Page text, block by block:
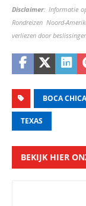
Disclaimer: Informatie
Rondreizen Noord-
verliezen door
BOCA CHICA
TEXAS
BEKIJK HIER